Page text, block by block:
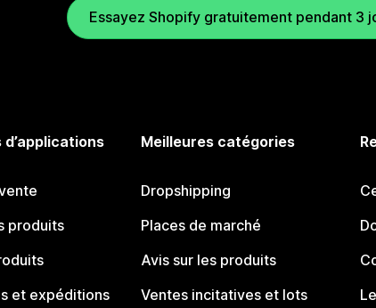
Essayez Shopify gratuitement pendant 3
produits
et expéditions
Meilleures catégories
Dropshipping
Places de marché
Avis sur les produits
Ventes incitatives et lots